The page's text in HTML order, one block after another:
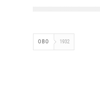
ОВО 1932